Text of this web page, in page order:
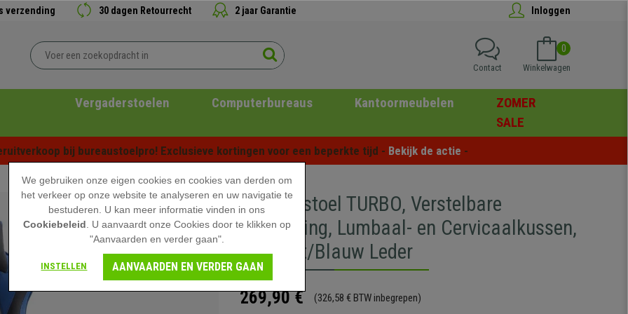
verzending 30 dagen Retourrecht 2 jaar Garantie Inloggen
0
Winkelwagen
Contact
Vergaderstoelen Computerbureaus Kantoormeubelen
ZOMER
SALE
bij bureaustoelpro! Exclusieve kortingen voor een beperkte tijd - Bekijk de actie -
Gamingstoel TURBO, Verstelbare
Rugleuning, Lumbaal- en Cervicaalkussen,
in Zwart/Blauw Leder
269,90 € (326,58 € BTW inbegrepen)
We gebruiken onze eigen cookies en cookies van derden om
het verkeer op onze website te analyseren en uw navigatie te
bestuderen. U kan meer informatie vinden in ons
Cookiebeleid . U aanvaardt onze Cookies door te klikken op
"Aanvaarden en verder gaan".
INSTELLEN AANVAARDEN EN VERDER GAAN